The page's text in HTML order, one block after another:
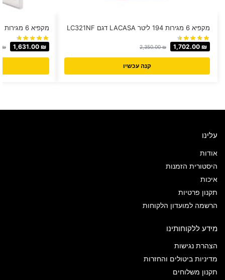
מקפיא 6 מגירות 194 ליטר LACASA דגם LC321NF
2,350.00₪ 1,702.00 ₪
קנה עכשיו
מקפיא ‏6 ‏מגירות Sachs דגם EFR245
₪ 1,631.00 ₪
עלינו
אודות
היסטורית הזמנות
איכות
תקנון פרטיות
הרשמה למועדון הלקוחות
מידע ללקוחותינו
הצהרת נגישות
מדיניות ביטולים והחזרות
תקנון משלוחים